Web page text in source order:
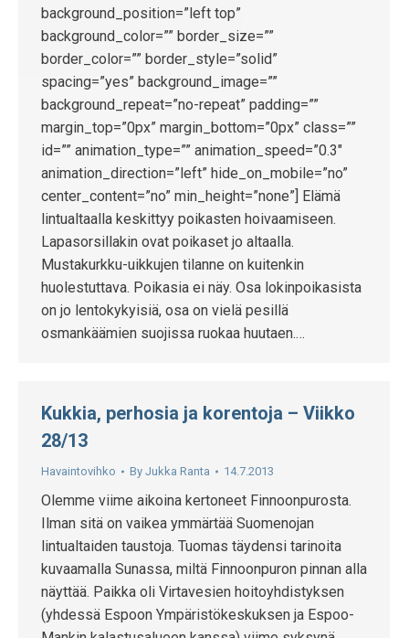
background_position=”left top”
background_color=”” border_size=””
border_color=”” border_style=”solid”
spacing=”yes” background_image=””
background_repeat=”no-repeat” padding=””
margin_top=”0px” margin_bottom=”0px” class=””
id=”” animation_type=”” animation_speed=”0.3″
animation_direction=”left” hide_on_mobile=”no”
center_content=”no” min_height=”none”] Elämä
lintualtaalla keskittyy poikasten hoivaamiseen.
Lapasorsillakin ovat poikaset jo altaalla.
Mustakurkku-uikkujen tilanne on kuitenkin
huolestuttava. Poikasia ei näy. Osa lokinpoikasista
on jo lentokykyisiä, osa on vielä pesillä
osmankäämien suojissa ruokaa huutaen.…
Kukkia, perhosia ja korentoja – Viikko
28/13
Havaintovihko By Jukka Ranta 14.7.2013
Olemme viime aikoina kertoneet Finnoonpurosta.
Ilman sitä on vaikea ymmärtää Suomenojan
lintualtaiden taustoja. Tuomas täydensi tarinoita
kuvaamalla Sunassa, miltä Finnoonpuron pinnan alla
näyttää. Paikka oli Virtavesien hoitoyhdistyksen
(yhdessä Espoon Ympäristökeskuksen ja Espoo-